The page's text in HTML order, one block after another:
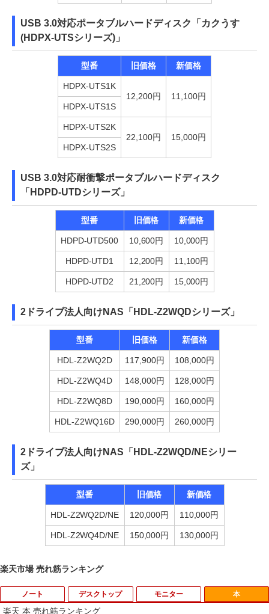
USB 3.0対応ポータブルハードディスク「カクうす
(HDPX-UTSシリーズ)」
型番 旧価格 新価格
HDPX-UTS1K
12,200円
11,100円
HDPX-UTS1S
HDPX-UTS2K
22,100円
15,000円
HDPX-UTS2S
USB 3.0対応耐衝撃ポータブルハードディスク
「HDPD-UTDシリーズ」
型番 旧価格 新価格
HDPD-UTD500 10,600円 10,000円
HDPD-UTD1 12,200円 11,100円
HDPD-UTD2 21,200円 15,000円
2ドライブ法人向けNAS「HDL-Z2WQDシリーズ」
型番 旧価格 新価格
HDL-Z2WQ2D 117,900円 108,000円
HDL-Z2WQ4D 148,000円 128,000円
HDL-Z2WQ8D 190,000円 160,000円
HDL-Z2WQ16D 290,000円 260,000円
2ドライブ法人向けNAS「HDL-Z2WQD/NEシリー
ズ」
型番 旧価格 新価格
HDL-Z2WQ2D/NE 120,000円 110,000円
HDL-Z2WQ4D/NE 150,000円 130,000円
楽天市場 売れ筋ランキング
ノート デスクトップ モニター 本
楽天 本 売れ筋ランキング